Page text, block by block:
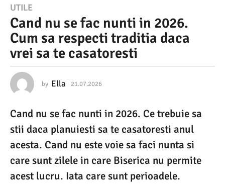
2
1
.
0
.
0
2
6
2
1
UTILE
Cand nu se fac nunti in 2026.
Cum sa respecti traditia daca
vrei sa te casatoresti
by Ella 21.07.2026
0
.
2
2
Cand nu se fac nunti in 2026. Ce trebuie sa
stii daca planuiesti sa te casatoresti anul
acesta. Cand nu este voie sa faci nunta si
care sunt zilele in care Biserica nu permite
acest lucru. Iata care sunt perioadele.